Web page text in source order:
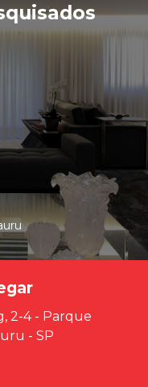
2-4 - Parque
- SP